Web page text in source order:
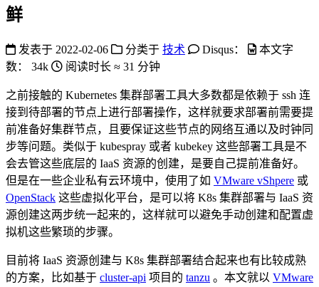
鲜
发表于 2022-02-06 分类于 技术 Disqus：
本文字
数：
34k 阅读时长 ≈ 31 分钟
之前接触的 Kubernetes 集群部署工具大多数都是依赖于 ssh 连
接到待部署的节点上进行部署操作，这样就要求部署前需要提
前准备好集群节点，且要保证这些节点的网络互通以及时钟同
步等问题。类似于 kubespray 或者 kubekey 这些部署工具是不
会去管这些底层的 IaaS 资源的创建，是要自己提前准备好。
但是在一些企业私有云环境中，使用了如 VMware vShpere 或
OpenStack 这些虚拟化平台，是可以将 K8s 集群部署与 IaaS 资
源创建这两步统一起来的，这样就可以避免手动创建和配置虚
拟机这些繁琐的步骤。
目前将 IaaS 资源创建与 K8s 集群部署结合起来也有比较成熟
的方案，比如基于 cluster-api 项目的 tanzu 。本文就以 VMware